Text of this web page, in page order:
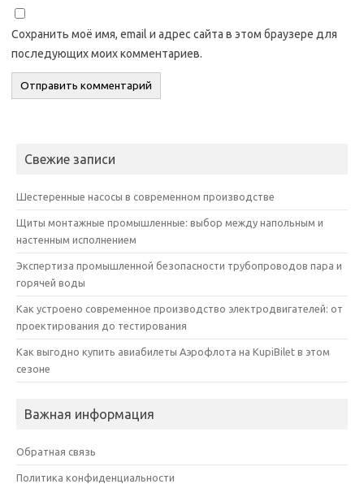
Сохранить моё имя, email и адрес сайта в этом браузере для
последующих моих комментариев.
Свежие записи
Шестеренные насосы в современном производстве
Щиты монтажные промышленные: выбор между напольным и
настенным исполнением
Экспертиза промышленной безопасности трубопроводов пара и
горячей воды
Как устроено современное производство электродвигателей: от
проектирования до тестирования
Как выгодно купить авиабилеты Аэрофлота на KupiBilet в этом
сезоне
Важная информация
Обратная связь
Политика конфиденциальности